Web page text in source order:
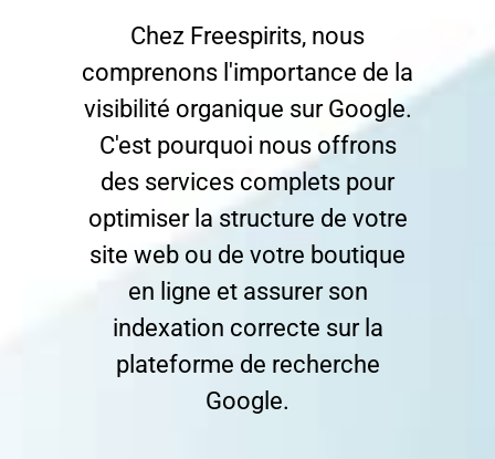
Chez Freespirits, nous
comprenons l'importance de la
visibilité organique sur Google.
C'est pourquoi nous offrons
des services complets pour
optimiser la structure de votre
site web ou de votre boutique
en ligne et assurer son
indexation correcte sur la
plateforme de recherche
Google.